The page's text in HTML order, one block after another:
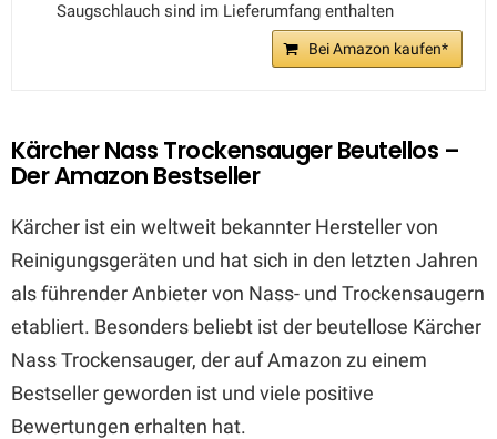
Saugschlauch sind im Lieferumfang enthalten
Bei Amazon kaufen*
Kärcher Nass Trockensauger Beutellos –
Der Amazon Bestseller
Kärcher ist ein weltweit bekannter Hersteller von
Reinigungsgeräten und hat sich in den letzten Jahren
als führender Anbieter von Nass- und Trockensaugern
etabliert. Besonders beliebt ist der beutellose Kärcher
Nass Trockensauger, der auf Amazon zu einem
Bestseller geworden ist und viele positive
Bewertungen erhalten hat.